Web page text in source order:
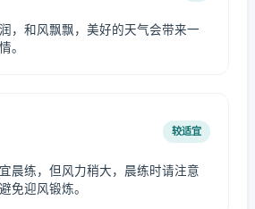
，和风飘飘，美好的天气会带来一
。
较适宜
晨练，但风力稍大，晨练时请注意
免迎风锻炼。